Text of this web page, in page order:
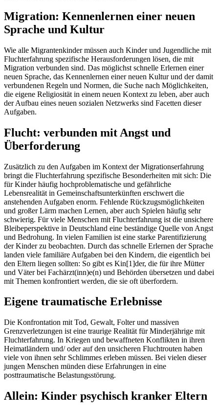
Migration: Kennenlernen einer neuen
Sprache und Kultur
Wie alle Migrantenkinder müssen auch Kinder und Jugendliche mit
Fluchterfahrung spezifische Herausforderungen lösen, die mit
Migration verbunden sind. Das möglichst schnelle Erlernen einer
neuen Sprache, das Kennenlernen einer neuen Kultur und der damit
verbundenen Regeln und Normen, die Suche nach Möglichkeiten,
die eigene Religiosität in einem neuen Kontext zu leben, aber auch
der Aufbau eines neuen sozialen Netzwerks sind Facetten dieser
Aufgaben.
Flucht: verbunden mit Angst und
Überforderung
Zusätzlich zu den Aufgaben im Kontext der Migrationserfahrung
bringt die Fluchterfahrung spezifische Besonderheiten mit sich: Die
für Kinder häufig hochproblematische und gefährliche
Lebensrealität in Gemeinschaftsunterkünften erschwert die
anstehenden Aufgaben enorm. Fehlende Rückzugsmöglichkeiten
und großer Lärm machen Lernen, aber auch Spielen häufig sehr
schwierig. Für viele Menschen mit Fluchterfahrung ist die unsichere
Bleibeperspektive in Deutschland eine beständige Quelle von Angst
und Bedrohung. In vielen Familien ist eine starke Parentifizierung
der Kinder zu beobachten. Durch das schnelle Erlernen der Sprache
landen viele familiäre Aufgaben bei den Kindern, die eigentlich bei
den Eltern liegen sollten: So gibt es Kin[1]der, die für ihre Mütter
und Väter bei Fachärzt(inn)e(n) und Behörden übersetzen und dabei
mit Themen konfrontiert werden, die sie oft überfordern.
Eigene traumatische Erlebnisse
Die Konfrontation mit Tod, Gewalt, Folter und massiven
Grenzverletzungen ist eine traurige Realität für Minderjährige mit
Fluchterfahrung. In Kriegen und bewaffneten Konflikten in ihren
Heimatländern und/ oder auf den unsicheren Fluchtrouten haben
viele von ihnen sehr Schlimmes erleben müssen. Bei vielen dieser
jungen Menschen münden diese Erfahrungen in eine
posttraumatische Belastungsstörung.
Allein: Kinder psychisch kranker Eltern